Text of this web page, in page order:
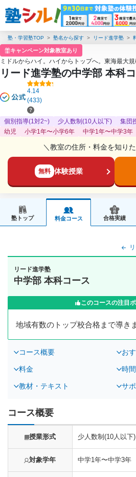
塾・学習塾TOP 塾名から探す リード進学塾
キャンペーン対象教室あり
ミドルからハイ。ハイからトップへ。東海最大
リード進学塾の中学部 本科
4.14
(433)
個別指導(1対2~) 少人数制(10人以下) 集団
幼児
小学1年〜小学6年 中学1年〜中学3年
＼教室の住所・料金を知り
無料 体験授業
塾トップ 料金コース 合格実績
リード進学塾
中学部 本科コース
このコースの注目
地域有数のトップ校合格まで導き
コース概要 お
料金 時
教材・テキスト サ
コース概要
授業形式 少人数制(10人以下)
対象学年 中学1年〜中学3年